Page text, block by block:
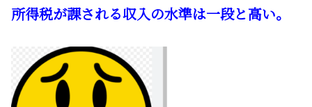
所得税が課される収入の水準は一段と高い。